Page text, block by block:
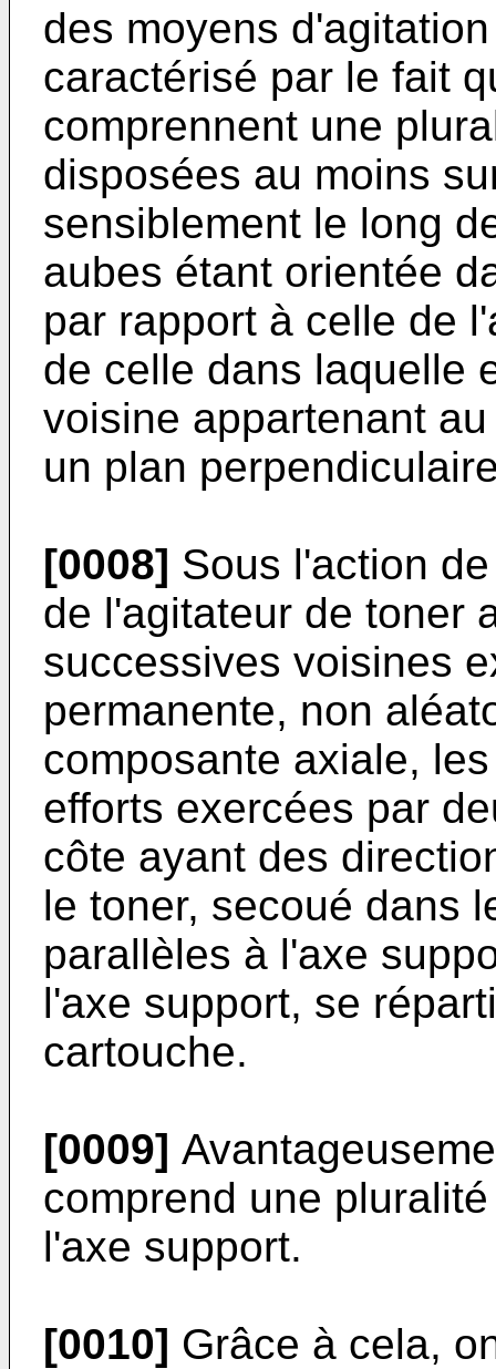
des moyens
caractérisé par le fait
comprennent une
disposées au moins
sensiblement le long
aubes étant orientée
par rapport à celle de
de celle dans laquelle
voisine appartenant
un plan
[0008] Sous l'action
de l'agitateur de toner
successives voisines
permanente, non
composante axiale,
efforts exercées par
côte ayant des
le toner, secoué dans
parallèles à l'axe
l'axe support, se
cartouche.
[0009]
comprend une
l'axe support.
[0010] Grâce à cela,